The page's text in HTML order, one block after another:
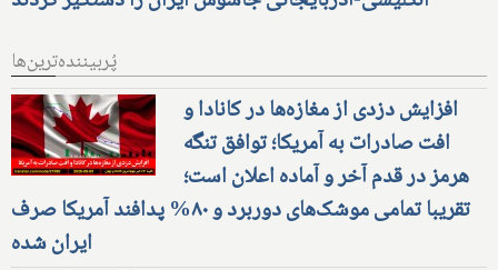
پُربیننده‌ترین‌ها
افزایش دزدی از مغازه‌ها در کانادا و
افت صادرات به آمریکا؛ توافق تنگه
هرمز در قدم آخر و آماده اعلان است؛
تقریبا تمامی موشک‌های دوربرد و ۸۰% پدافند آمریکا صرف
ایران شده